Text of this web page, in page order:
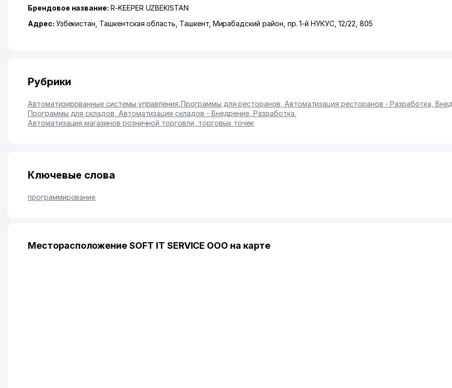
Брендовое название: R-KEEPER UZBEKISTAN
Адрес: Узбекистан, Ташкентская область Ташкент, Мирабадский район пр. 1-й НУКУС , 12/22, 805
Рубрики
Автоматизированные системы управления ,Программы для ресторанов, Автоматизация ресторанов - Разработка,
Программы для складов, Автоматизация складов - Внедрение, Разработка
Автоматизация магазинов розничной торговли, торговых точек
Ключевые слова
программирование
Месторасположение SOFT IT SERVICE ООО на карте